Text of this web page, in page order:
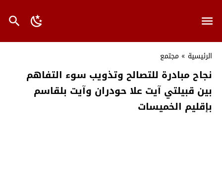
الرئيسية » مجتمع
نجاح مبادرة للتصالح وتذويب سوء التفاهم
بين قبيلتي آيت علا حودران وآيت بلقاسم
بإقليم الخميسات